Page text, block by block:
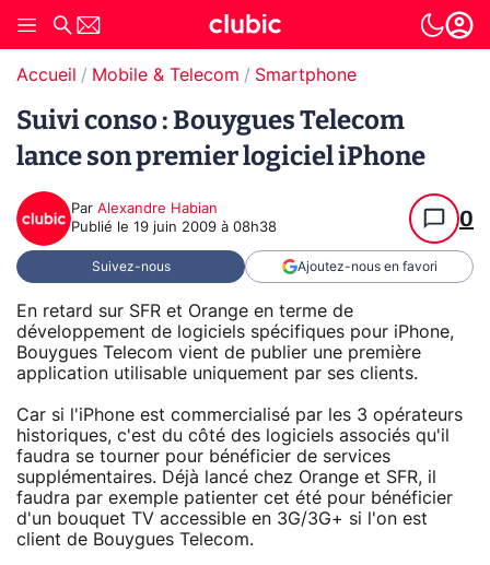
Accueil Mobile & Telecom Smartphone
Suivi conso : Bouygues Telecom
lance son premier logiciel iPhone
Par Alexandre Habian
Publié le 19 juin 2009 à 08h38 0
Suivez-nous Ajoutez-nous en favori
En retard sur SFR et Orange en terme de
développement de logiciels spécifiques pour iPhone,
Bouygues Telecom vient de publier une première
application utilisable uniquement par ses clients.
Car si l'iPhone est commercialisé par les 3 opérateurs
historiques, c'est du côté des logiciels associés qu'il
faudra se tourner pour bénéficier de services
supplémentaires. Déjà lancé chez Orange et SFR, il
faudra par exemple patienter cet été pour bénéficier
d'un bouquet TV accessible en 3G/3G+ si l'on est
client de Bouygues Telecom.